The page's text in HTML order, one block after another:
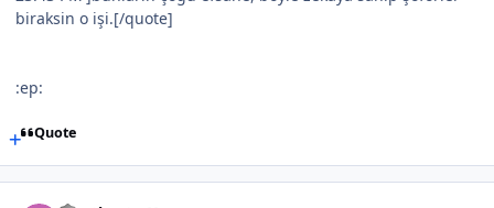
biraksin o işi.[/quote]
:ep:
Quote